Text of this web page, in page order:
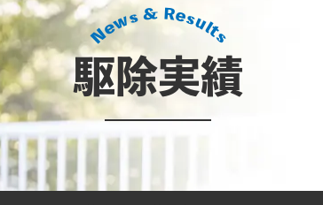
駆除実績